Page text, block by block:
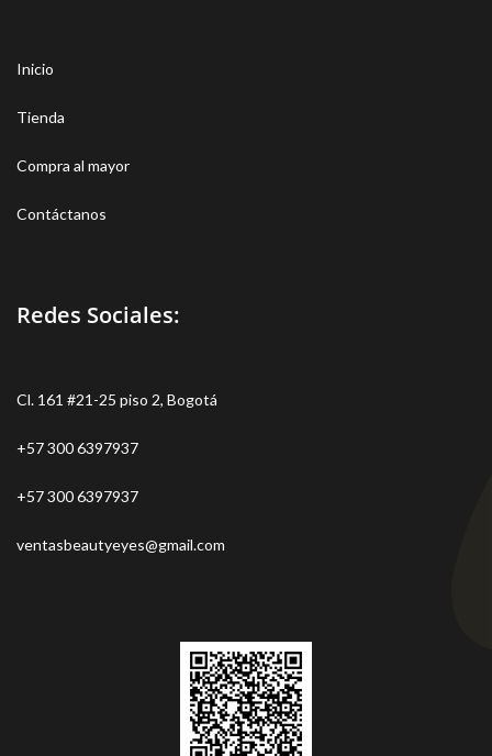
Inicio
Tienda
Compra al mayor
Contáctanos
Redes Sociales:
Cl. 161 #21-25 piso 2, Bogotá
+57 300 6397937
+57 300 6397937
ventasbeautyeyes@gmail.com